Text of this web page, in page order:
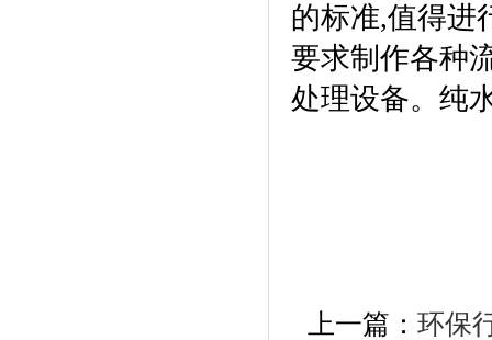
的标准,值得进
要求制作各种
处理设备。 纯
上一篇： 环保